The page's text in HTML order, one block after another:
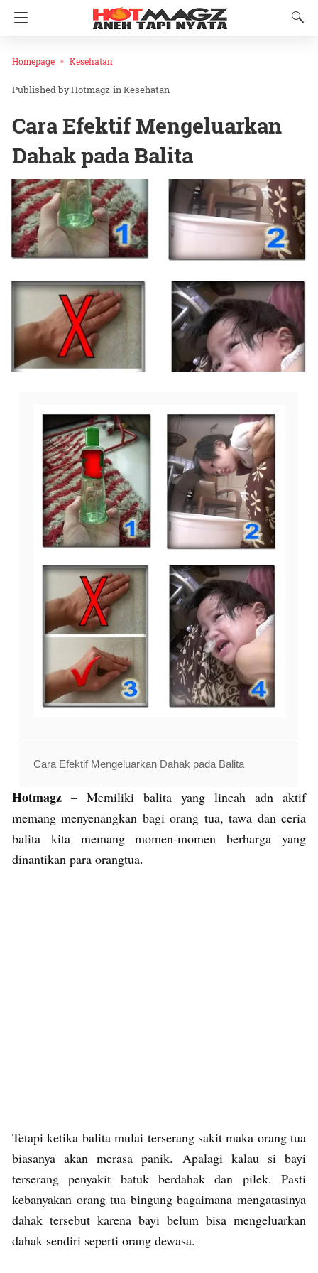
Homepage Kesehatan
Hotmagz inKesehatan
Cara Efektif Mengeluarkan
Dahak pada Balita
Cara Efektif Mengeluarkan Dahak pada Balita
Hotmagz – Memiliki balita yang lincah adn aktif
memang menyenangkan bagi orang tua, tawa dan ceria
balita kita memang momen-momen berharga yang
dinantikan para orangtua.
Tetapi ketika balita mulai terserang sakit maka orang tua
biasanya akan merasa panik. Apalagi kalau si bayi
terserang penyakit batuk berdahak dan pilek. Pasti
kebanyakan orang tua bingung bagaimana mengatasinya
dahak tersebut karena bayi belum bisa mengeluarkan
dahak sendiri seperti orang dewasa.